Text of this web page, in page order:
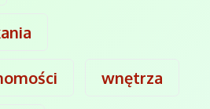
wnętrza